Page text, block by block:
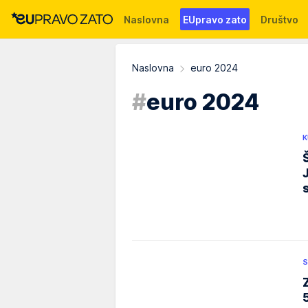
Naslovna EUpravo zato Društvo
Naslovna
euro 2024
#euro 2024